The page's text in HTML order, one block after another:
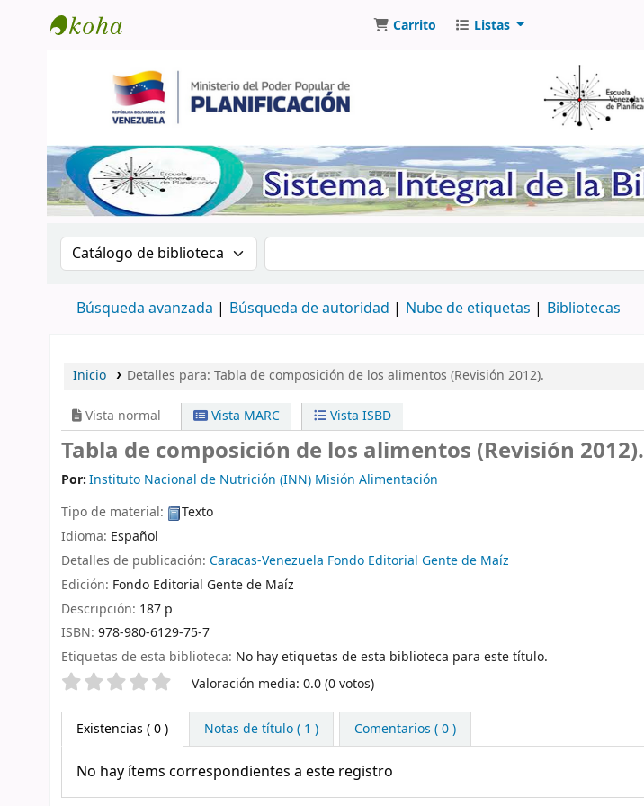
Carrito Listas
Buscar en el catálogo por:Buscar en el catálogo por palabra clave
Búsqueda avanzada Búsqueda de autoridad Nube de etiquetas Bibliotecas
Inicio Detalles para: Tabla de composición de los alimentos (Revisión 2012).
Vista normal Vista MARC Vista ISBD
Tabla de composición de los alimentos (Revisión 2012).
Por:Instituto Nacional de Nutrición (INN) Misión Alimentación
Tipo de material:
Texto
Idioma: Español
Detalles de publicación: Caracas-Venezuela Fondo Editorial Gente de Maíz
Edición: Fondo Editorial Gente de Maíz
Descripción: 187 p
ISBN: 978-980-6129-75-7
Etiquetas de esta biblioteca: No hay etiquetas de esta biblioteca para este título.
Valoración Valoración media: 0.0 (0 votos)
Existencias ( 0 ) Notas de título ( 1 ) Comentarios ( 0 )
No hay ítems correspondientes a este registro